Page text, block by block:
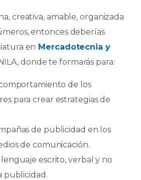
creativa, amable, organizada
entonces deberías
en Mercadotecnia y
donde te formarás para:
de los
para crear estrategias de
de publicidad en los
de comunicación.
escrito, verbal y no
publicidad.